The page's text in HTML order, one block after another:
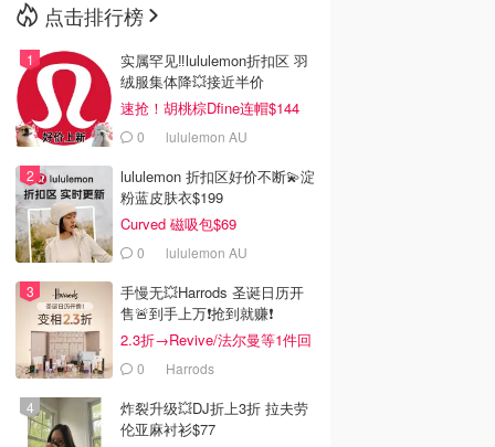
点击排行榜
实属罕见‼️lululemon折扣区 羽
绒服集体降💥接近半价
速抢！胡桃棕Dfine连帽$144
0 lululemon AU
lululemon 折扣区好价不断💫淀
粉蓝皮肤衣$199
Curved 磁吸包$69
0 lululemon AU
手慢无💥Harrods 圣诞日历开
售🚨到手上万❗️抢到就赚❗️
2.3折→Revive/法尔曼等1件回
本！0 Harrods
炸裂升级💥DJ折上3折 拉夫劳
伦亚麻衬衫$77